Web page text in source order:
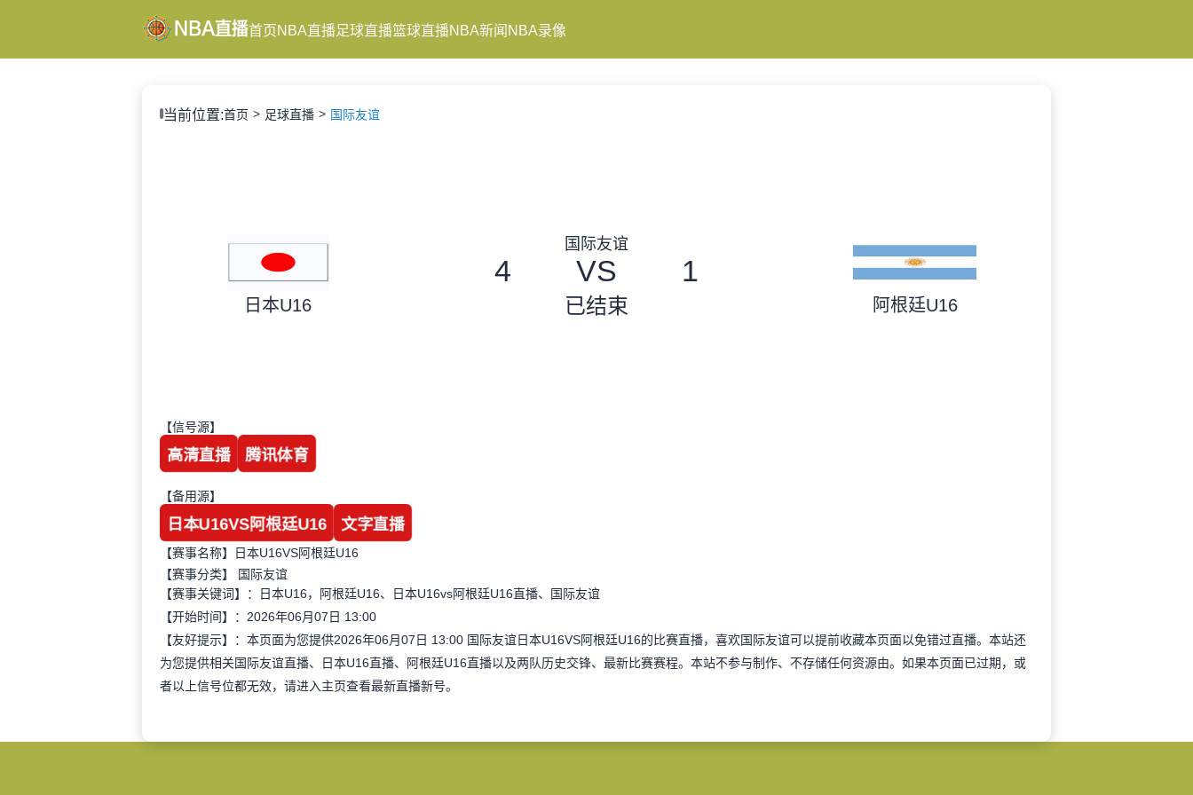
首页 NBA直播足球直播篮球直播NBA新闻 NBA录像
当前位置:首页 足球直播 国际友谊
日本U16
国际友谊
4 VS 1
已结束 阿根廷U16
【信号源】
高清直播 腾讯体育
【备用源】
日本U16VS阿根廷U16 文字直播
【赛事名称】日本U16VS阿根廷U16
【赛事分类】
国际友谊
【赛事关键词】：日本U16，阿根廷U16、日本U16vs阿根廷U16直播、国际友谊
【开始时间】：2026年06月07日 13:00
【友好提示】：本页面为您提供2026年06月07日 13:00 国际友谊日本U16VS阿根廷U16的比赛直播，喜欢国际友谊可以提前收藏本页面以免错过直播。本站还
为您提供相关国际友谊直播、日本U16直播、阿根廷U16直播以及两队历史交锋、最新比赛赛程。本站不参与制作、不存储任何资源由。如果本页面已过期，或
者以上信号位都无效，请进入主页查看最新直播新号。